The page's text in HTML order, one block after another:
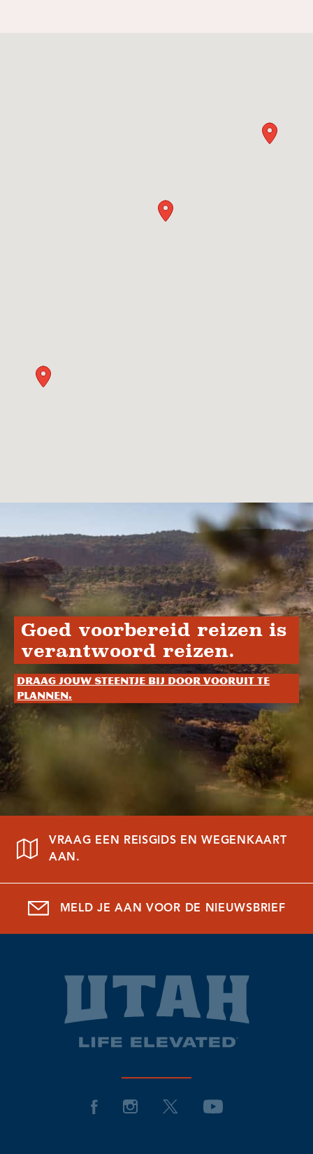
Goed voorbereid reizen is
verantwoord reizen.
Draag jouw steentje bij door vooruit te
plannen.
VRAAG EEN REISGIDS EN WEGENKAART
AAN.
MELD JE AAN VOOR DE NIEUWSBRIEF